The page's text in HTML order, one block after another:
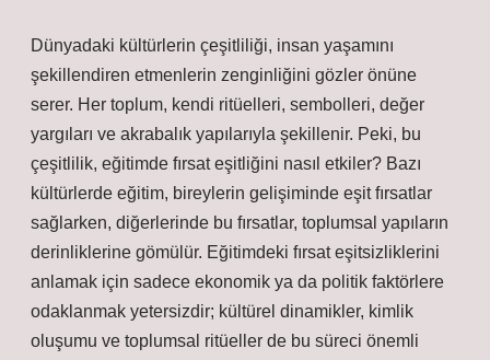
Dünyadaki kültürlerin çeşitliliği, insan yaşamını
şekillendiren etmenlerin zenginliğini gözler önüne
serer. Her toplum, kendi ritüelleri, sembolleri, değer
yargıları ve akrabalık yapılarıyla şekillenir. Peki, bu
çeşitlilik, eğitimde fırsat eşitliğini nasıl etkiler? Bazı
kültürlerde eğitim, bireylerin gelişiminde eşit fırsatlar
sağlarken, diğerlerinde bu fırsatlar, toplumsal yapıların
derinliklerine gömülür. Eğitimdeki fırsat eşitsizliklerini
anlamak için sadece ekonomik ya da politik faktörlere
odaklanmak yetersizdir; kültürel dinamikler, kimlik
oluşumu ve toplumsal ritüeller de bu süreci önemli